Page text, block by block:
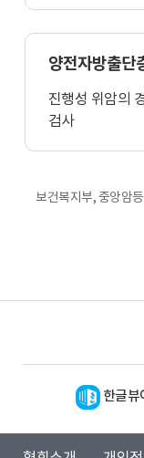
양전자방출단
진행성 위암의
검사
보건복지부, 중앙암
한글뷰